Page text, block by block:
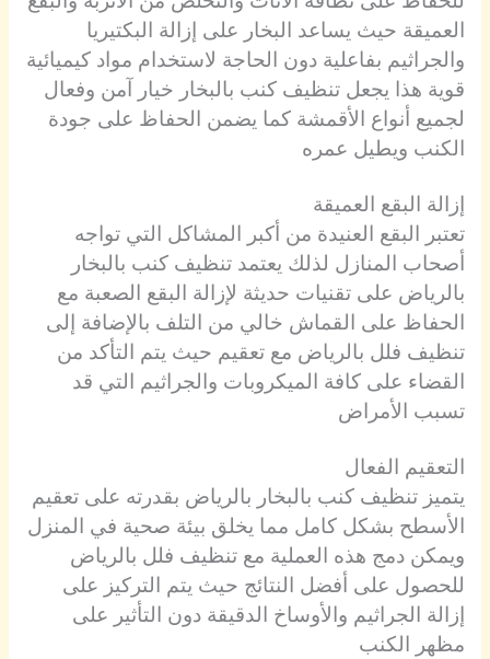
العميقة حيث يساعد البخار على إزالة البكتيريا
والجراثيم بفاعلية دون الحاجة لاستخدام مواد كيميائية
قوية هذا يجعل تنظيف كنب بالبخار خيار آمن وفعال
لجميع أنواع الأقمشة كما يضمن الحفاظ على جودة
الكنب ويطيل عمره
إزالة البقع العميقة
تعتبر البقع العنيدة من أكبر المشاكل التي تواجه
أصحاب المنازل لذلك يعتمد تنظيف كنب بالبخار
بالرياض على تقنيات حديثة لإزالة البقع الصعبة مع
الحفاظ على القماش خالي من التلف بالإضافة إلى
تنظيف فلل بالرياض مع تعقيم حيث يتم التأكد من
القضاء على كافة الميكروبات والجراثيم التي قد
تسبب الأمراض
التعقيم الفعال
يتميز تنظيف كنب بالبخار بالرياض بقدرته على تعقيم
الأسطح بشكل كامل مما يخلق بيئة صحية في المنزل
ويمكن دمج هذه العملية مع تنظيف فلل بالرياض
للحصول على أفضل النتائج حيث يتم التركيز على
إزالة الجراثيم والأوساخ الدقيقة دون التأثير على
مظهر الكنب